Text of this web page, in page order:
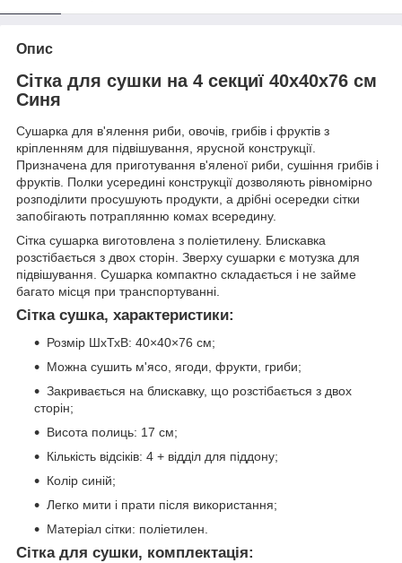
Опис
Сітка для сушки на 4 секциї 40х40х76 см
Синя
Сушарка для в'ялення риби, овочів, грибів і фруктів з
кріпленням для підвішування, ярусной конструкції.
Призначена для приготування в'яленої риби, сушіння грибів і
фруктів. Полки усередині конструкції дозволяють рівномірно
розподілити просушують продукти, а дрібні осередки сітки
запобігають потраплянню комах всередину.
Сітка сушарка виготовлена з поліетилену. Блискавка
розстібається з двох сторін. Зверху сушарки є мотузка для
підвішування. Сушарка компактно складається і не займе
багато місця при транспортуванні.
Сітка сушка, характеристики:
Розмір ШхТхВ: 40×40×76 см;
Можна сушить м'ясо, ягоди, фрукти, гриби;
Закривається на блискавку, що розстібається з двох
сторін;
Висота полиць: 17 см;
Кількість відсіків: 4 + відділ для піддону;
Колір синій;
Легко мити і прати після використання;
Матеріал сітки: поліетилен.
Сітка для сушки, комплектація: